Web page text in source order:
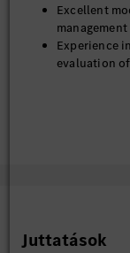
Excellent
Experience
evaluation
Juttatások